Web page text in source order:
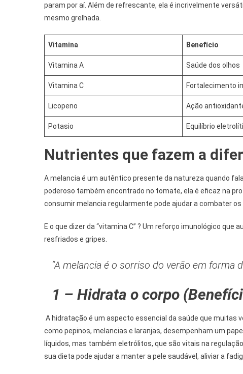
param por aí. Além de refrescante, ela é incrivelmente
mesmo grelhada.
Vitamina Benefício
Vitamina A Saúde dos olhos
Vitamina C Fortalecimento
Licopeno Ação
Potasio Equilíbrio
Nutrientes que fazem a
A melancia é um autêntico presente da natureza quando
poderoso também encontrado no tomate, ela é eficaz na
consumir melancia regularmente pode ajudar a combater
E o que dizer da “vitamina C” ? Um reforço imunológico
resfriados e gripes.
“A melancia é o sorriso do verão em forma
1 – Hidrata o corpo
A hidratação é um aspecto essencial da saúde que muitas
como pepinos, melancias e laranjas, desempenham um
líquidos, mas também eletrólitos, que são vitais na
sua dieta pode ajudar a manter a pele saudável, aliviar a